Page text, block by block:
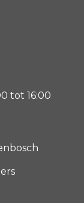
tot 16:00